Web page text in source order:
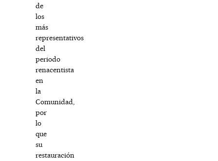
de
los
más
representativos
del
periodo
renacentista
en
la
Comunidad,
por
lo
que
su
restauración